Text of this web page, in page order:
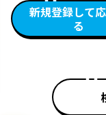
新規登録して
る